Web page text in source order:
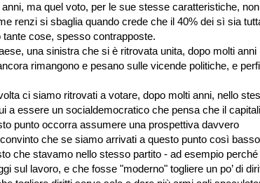
ma quel voto, per le sue stesse caratteristiche, non
renzi si sbaglia quando crede che il 40% dei sì sia
cose, spesso contrapposte.
una sinistra che si è ritrovata unita, dopo molti anni
rimangono e pesano sulle vicende politiche, e
ci siamo ritrovati a votare, dopo molti anni, nello
a essere un socialdemocratico che pensa che il
punto occorra assumere una prospettiva davvero
che se siamo arrivati a questo punto così
che stavamo nello stesso partito - ad esempio perché
sul lavoro, e che fosse "moderno" togliere un po’ di